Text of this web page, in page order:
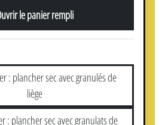
le panier rempli
: plancher sec avec granulés de
liège
: plancher sec avec granulats de